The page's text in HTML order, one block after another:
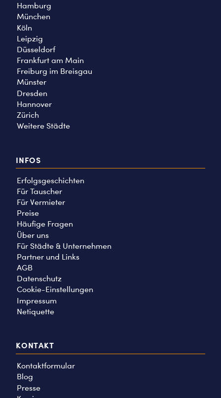
Hamburg
München
Köln
Leipzig
Düsseldorf
Frankfurt am Main
Freiburg im Breisgau
Münster
Dresden
Hannover
Zürich
Weitere Städte
INFOS
Erfolgsgeschichten
Für Tauscher
Für Vermieter
Preise
Häufige Fragen
Über uns
Für Städte & Unternehmen
Partner und Links
AGB
Datenschutz
Cookie-Einstellungen
Impressum
Netiquette
KONTAKT
Kontaktformular
Blog
Presse